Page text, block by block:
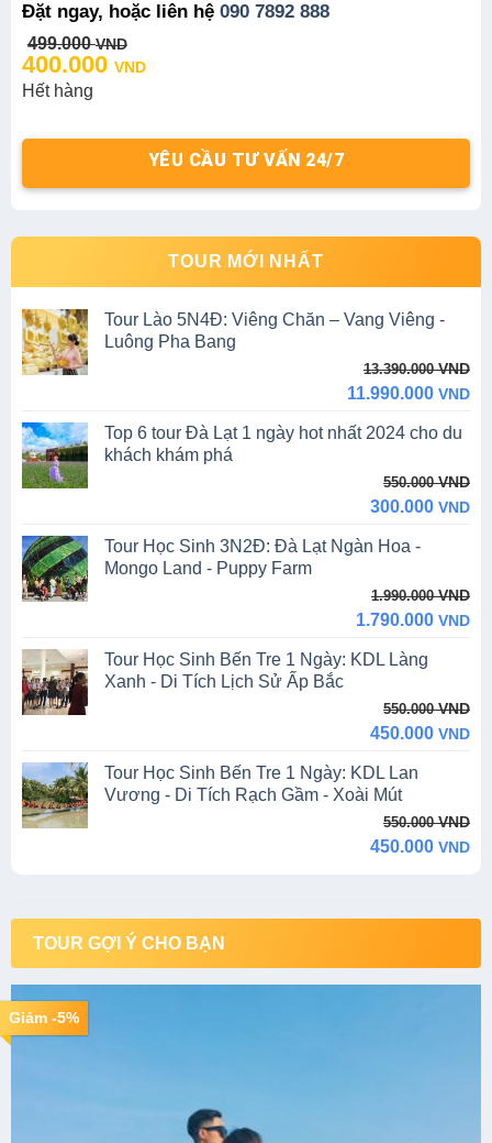
Đặt ngay, hoặc liên hệ 090 7892 888
499.000VND
Original
price
was:
499.000 VND.
400.000 VND
Current
price
is:
400.000 VND.
Hết hàng
YÊU CẦU TƯ VẤN 24/7
TOUR MỚI NHẤT
Tour Lào 5N4Đ: Viêng Chăn – Vang Viêng -
Luông Pha Bang
13.390.000VND
13.390.000 VND.
11.990.000 VND
11.990.000 VND.
Top 6 tour Đà Lạt 1 ngày hot nhất 2024 cho du
khách khám phá
550.000VND
550.000 VND.
300.000 VND
300.000 VND.
Tour Học Sinh 3N2Đ: Đà Lạt Ngàn Hoa -
Mongo Land - Puppy Farm
1.990.000VND
1.990.000 VND.
1.790.000 VND
1.790.000 VND.
Tour Học Sinh Bến Tre 1 Ngày: KDL Làng
Xanh - Di Tích Lịch Sử Ấp Bắc
550.000VND
550.000 VND.
450.000 VND
450.000 VND.
Tour Học Sinh Bến Tre 1 Ngày: KDL Lan
Vương - Di Tích Rạch Gầm - Xoài Mút
550.000VND
450.000 VND
TOUR GỢI Ý CHO BẠN
Giảm -5%